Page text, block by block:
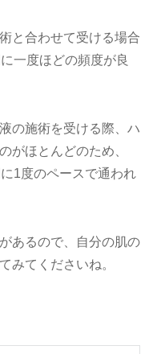
と合わせて受ける場合
一度ほどの頻度が良
の施術を受ける際、ハ
がほとんどのため、
1度のペースで通われ
あるので、自分の肌の
みてくださいね。